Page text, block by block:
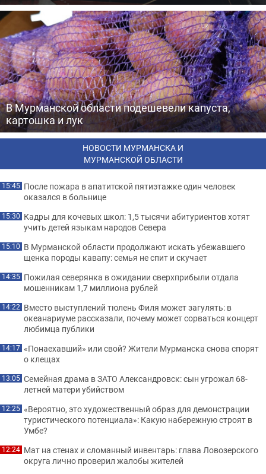
В Мурманской области подешевели капуста,
картошка и лук
НОВОСТИ МУРМАНСКА И
МУРМАНСКОЙ ОБЛАСТИ
15:45 После пожара в апатитской пятиэтажке один человек
оказался в больнице
15:30 Кадры для кочевых школ: 1,5 тысячи абитуриентов хотят
учить детей языкам народов Севера
15:10 В Мурманской области продолжают искать убежавшего
щенка породы кавапу: семья не спит и скучает
14:35 Пожилая северянка в ожидании сверхприбыли отдала
мошенникам 1,7 миллиона рублей
14:22 Вместо выступлений тюлень Филя может загулять: в
океанариуме рассказали, почему может сорваться концерт
любимца публики
14:17 «Понаехавший» или свой? Жители Мурманска снова спорят
о клещах
13:05 Семейная драма в ЗАТО Александровск: сын угрожал 68-
летней матери убийством
12:25 «Вероятно, это художественный образ для демонстрации
туристического потенциала»: Какую набережную строят в
Умбе?
12:24 Мат на стенах и сломанный инвентарь: глава Ловозерского
округа лично проверил жалобы жителей